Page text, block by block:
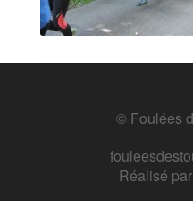
© Foulées
Réalisé par